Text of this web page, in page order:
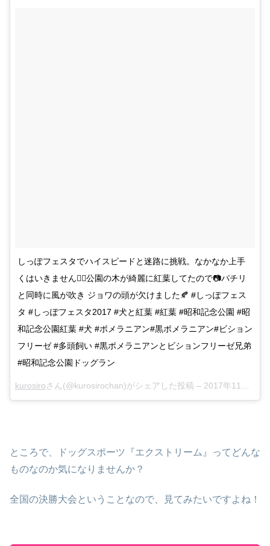
しっぽフェスタでハイスピードと迷路に挑戦。なかなか上手
くはいきません🏃‍♀️公園の木が綺麗に紅葉してたので📷パチリ
と同時に風が吹き ジョワの頭が欠けました🍂 #しっぽフェス
タ #しっぽフェスタ2017 #犬と紅葉 #紅葉 #昭和記念公園 #昭
和記念公園紅葉 #犬 #ポメラニアン#黒ポメラニアン#ビション
フリーゼ #多頭飼い #黒ポメラニアンとビションフリーゼ兄弟
#昭和記念公園ドッグラン
kurosiroさん(@kurosirochan)がシェアした投稿 – 2017年11月月18日午後10時50分PST
ところで、ドッグスポーツ『エクストリーム』ってどんな
ものなのか気になりませんか？
全国の決勝大会ということなので、見てみたいですよね！